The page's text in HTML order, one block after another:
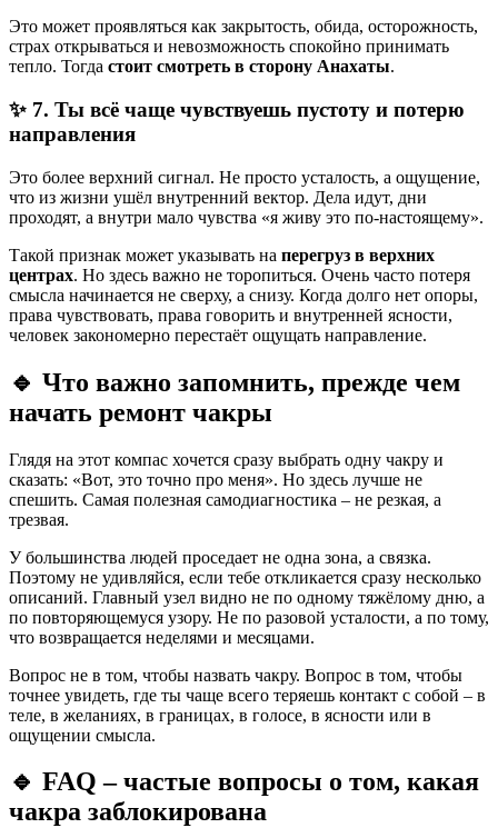
Это может проявляться как закрытость, обида, осторожность,
страх открываться и невозможность спокойно принимать
тепло. Тогда стоит смотреть в сторону Анахаты.
✨ 7. Ты всё чаще чувствуешь пустоту и потерю
направления
Это более верхний сигнал. Не просто усталость, а ощущение,
что из жизни ушёл внутренний вектор. Дела идут, дни
проходят, а внутри мало чувства «я живу это по-настоящему».
Такой признак может указывать на перегруз в верхних
центрах. Но здесь важно не торопиться. Очень часто потеря
смысла начинается не сверху, а снизу. Когда долго нет опоры,
права чувствовать, права говорить и внутренней ясности,
человек закономерно перестаёт ощущать направление.
🔹 Что важно запомнить, прежде чем
начать ремонт чакры
Глядя на этот компас хочется сразу выбрать одну чакру и
сказать: «Вот, это точно про меня». Но здесь лучше не
спешить. Самая полезная самодиагностика – не резкая, а
трезвая.
У большинства людей проседает не одна зона, а связка.
Поэтому не удивляйся, если тебе откликается сразу несколько
описаний. Главный узел видно не по одному тяжёлому дню, а
по повторяющемуся узору. Не по разовой усталости, а по тому,
что возвращается неделями и месяцами.
Вопрос не в том, чтобы назвать чакру. Вопрос в том, чтобы
точнее увидеть, где ты чаще всего теряешь контакт с собой – в
теле, в желаниях, в границах, в голосе, в ясности или в
ощущении смысла.
🔹 FAQ – частые вопросы о том, какая
чакра заблокирована